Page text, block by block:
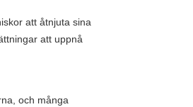
att åtnjuta sina
att uppnå
och många